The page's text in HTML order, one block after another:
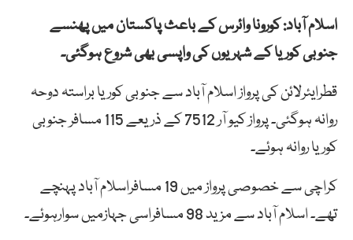
اسلام آباد: کورونا وائرس کے باعث پاکستان میں پھنسے
جنوبی کوریا کے شہریوں کی واپسی بھی شروع ہوگئی۔
قطرایئرلائن کی پرواز اسلام آباد سے جنوبی کوریا براستہ دوحہ
روانہ ہوگئی۔ پرواز کیو آر 7512 کے ذریعے 115 مسافر جنوبی
کوریا روانہ ہوئے۔
کراچی سے خصوصی پرواز میں 19 مسافراسلام آباد پہنچے
تھے۔ اسلام آباد سے مزید 98 مسافراسی جہازمیں سوارہوئے۔